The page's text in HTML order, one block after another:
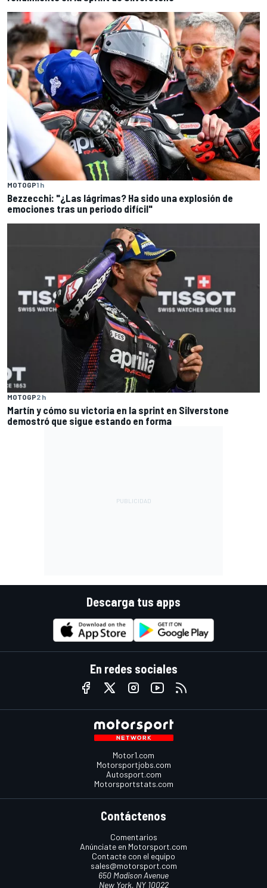
MOTOGP1 h
Bezzecchi: "¿Las lágrimas? Ha sido una explosión de
emociones tras un periodo difícil"
MOTOGP2 h
Martín y cómo su victoria en la sprint en Silverstone
demostró que sigue estando en forma
Descarga tus apps
En redes sociales
Motor1.com
Motorsportjobs.com
Autosport.com
Motorsportstats.com
Contáctenos
Comentarios
Anúnciate en Motorsport.com
Contacte con el equipo
sales@motorsport.com
650 Madison Avenue
New York, NY 10022